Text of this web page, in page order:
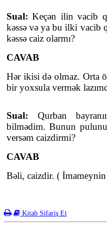
Sual:Keçən ilin vacib
kəssə və ya bu ilki vacib
kəssə caiz olarmı?
CAVAB
Hər ikisi də olmaz. Orta
bir yoxsula vermək
Sual: Qurban
bilmədim. Bunun pulunu
versəm caizdirmi?
CAVAB
Bəli, caizdir. (
Kitab Sifariş Et